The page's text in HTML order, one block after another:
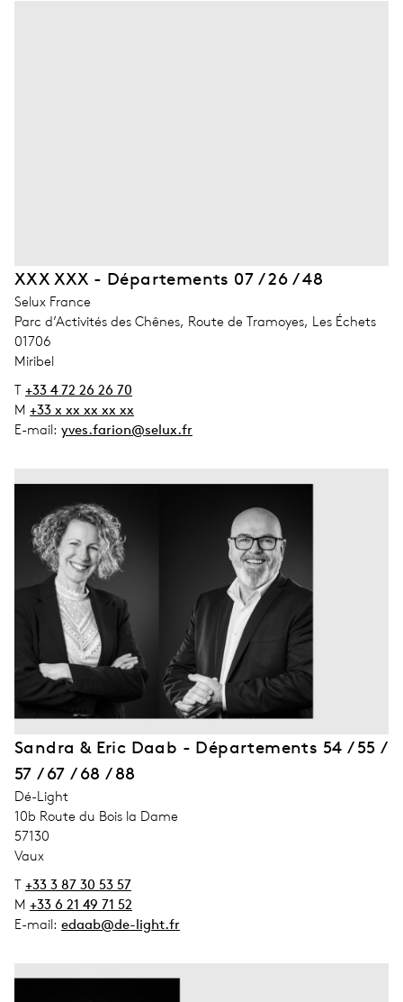
XXX XXX - Départements 07 / 26 / 48
address_company
Selux France
address_street_1
Parc d’Activités des Chênes, Route de Tramoyes, Les Échets
address_zip_code
01706
address_city
Miribel
T +33 4 72 26 26 70
M +33 x xx xx xx xx
E-mail: yves.farion@selux.fr
Sandra & Eric Daab - Départements 54 / 55 /
57 / 67 / 68 / 88
address_company
Dé-Light
address_street_1
10b Route du Bois la Dame
address_zip_code
57130
address_city
Vaux
T +33 3 87 30 53 57
M +33 6 21 49 71 52
E-mail: edaab@de-light.fr